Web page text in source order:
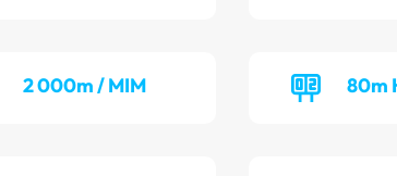
2 000m / MIM 80m